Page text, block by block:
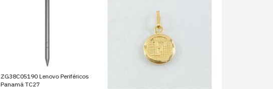
ZG38C05190 Lenovo Periféricos
Panamá TC27